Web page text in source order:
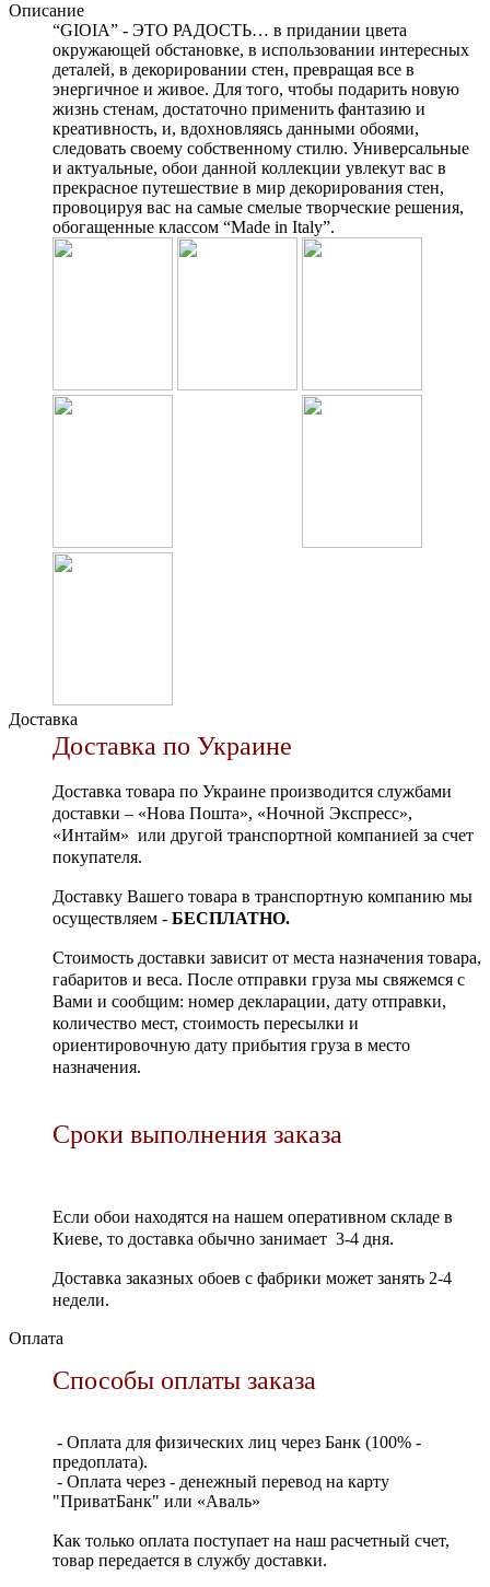
Описание
“GIOIA” - ЭТО РАДОСТЬ… в придании цвета
окружающей обстановке, в использовании интересных
деталей, в декорировании стен, превращая все в
энергичное и живое. Для того, чтобы подарить новую
жизнь стенам, достаточно применить фантазию и
креативность, и, вдохновляясь данными обоями,
следовать своему собственному стилю. Универсальные
и актуальные, обои данной коллекции увлекут вас в
прекрасное путешествие в мир декорирования стен,
провоцируя вас на самые смелые творческие решения,
обогащенные классом “Made in Italy”.
Доставка
Доставка по Украине
Доставка товара по Украине производится службами
доставки – «Нова Пошта», «Ночной Экспресс»,
«Интайм» или другой транспортной компанией за счет
покупателя.
Доставку Вашего товара в транспортную компанию мы
осуществляем - БЕСПЛАТНО.
Стоимость доставки зависит от места назначения товара,
габаритов и веса. После отправки груза мы свяжемся с
Вами и сообщим: номер декларации, дату отправки,
количество мест, стоимость пересылки и
ориентировочную дату прибытия груза в место
назначения.
Сроки выполнения заказа
Если обои находятся на нашем оперативном складе в
Киеве, то доставка обычно занимает 3-4 дня.
Доставка заказных обоев с фабрики может занять 2-4
недели.
Оплата
Способы оплаты заказа
- Оплата для физических лиц через Банк (100% -
предоплата).
- Оплата через - денежный перевод на карту
"ПриватБанк" или «Аваль»
Как только оплата поступает на наш расчетный счет,
товар передается в службу доставки.